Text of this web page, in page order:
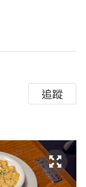
追蹤